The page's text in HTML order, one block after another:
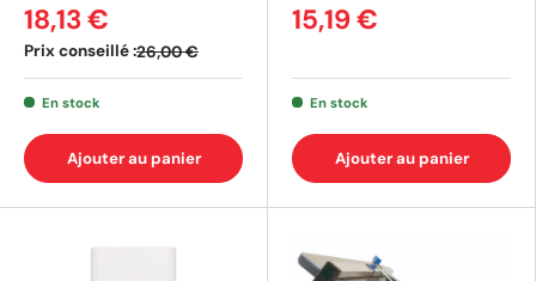
Prix conseillé :26,00 €
18,13 €
En stock
Ajouter au panier
15,19 €
En stock
Ajouter au panier